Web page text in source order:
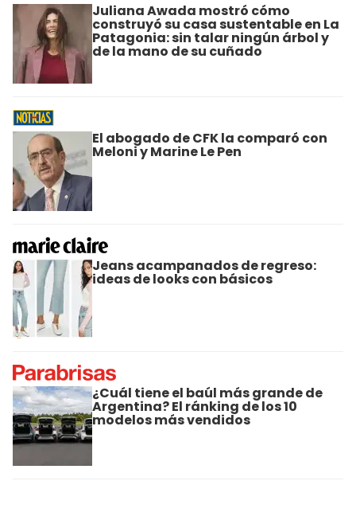
Juliana Awada mostró cómo
construyó su casa sustentable en La
Patagonia: sin talar ningún árbol y
de la mano de su cuñado
El abogado de CFK la comparó con
Meloni y Marine Le Pen
Jeans acampanados de regreso:
ideas de looks con básicos
¿Cuál tiene el baúl más grande de
Argentina? El ránking de los 10
modelos más vendidos